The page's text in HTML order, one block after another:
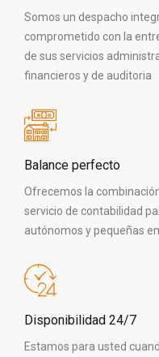
Somos un despacho
comprometido con la
de sus servicios
financieros y de auditoria
Balance perfecto
Ofrecemos la
servicio de contabilidad
autónomos y pequeñas
Disponibilidad 24/7
Estamos para usted